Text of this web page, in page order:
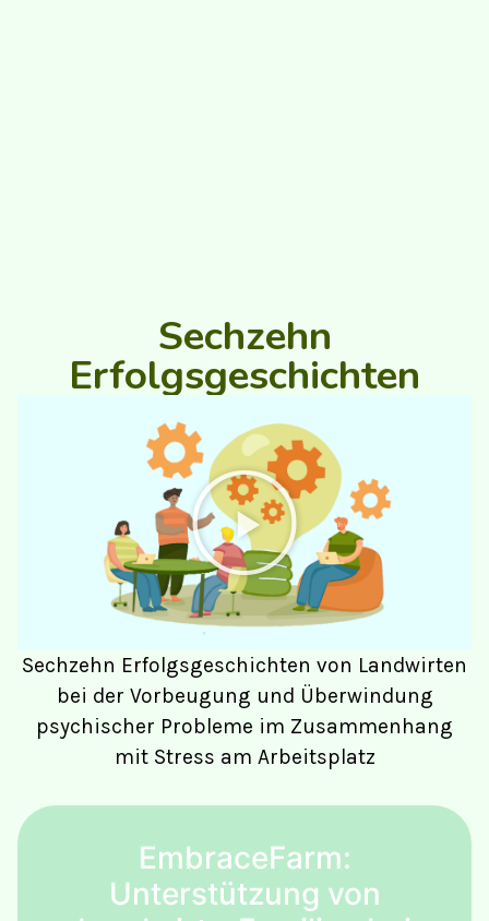
Sechzehn
Erfolgsgeschichten
Sechzehn Erfolgsgeschichten von Landwirten
bei der Vorbeugung und Überwindung
psychischer Probleme im Zusammenhang
mit Stress am Arbeitsplatz
EmbraceFarm:
Unterstützung von